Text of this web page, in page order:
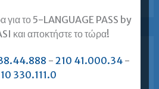
για το 5-LANGUAGE PASS by
και αποκτήστε το τώρα!
- 210 41.000.34 -
330.111.0